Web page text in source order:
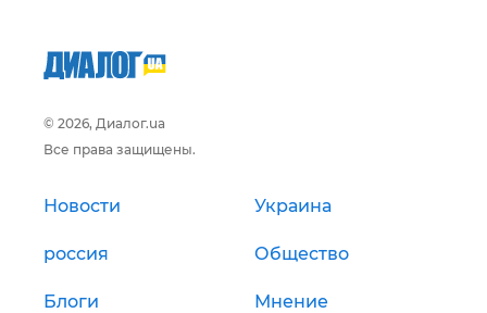
© 2026, Диалог.ua
Все права защищены.
Новости Украина
россия Общество
Блоги Мнение